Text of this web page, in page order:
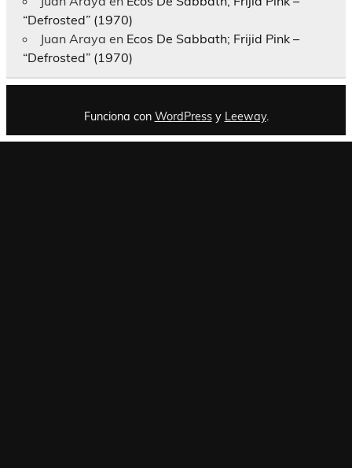
“Defrosted” (1970)
Juan Araya en Ecos De Sabbath; Frijid Pink –
“Defrosted” (1970)
Funciona con WordPressy Leeway.